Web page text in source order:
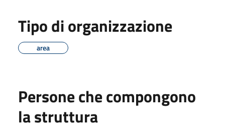
Tipo di organizzazione
area
Persone che compongono
la struttura